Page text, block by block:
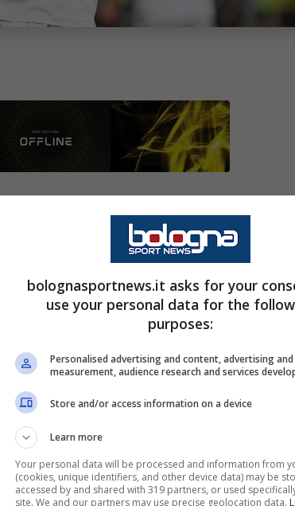
di
annata. Nonostante il Mondiale
vuole piano piano guardare già alla
Roma,la proprietà
il principale artefice della conquista
sfiduciata dalla gestione precedente.
bolognasportnews.it asks for your
use your personal data for the
purposes:
Personalised advertising and content, advertising
measurement, audience research and services
Store and/or access information on a device
Learn more
Your personal data will be processed and information from
(cookies, unique identifiers, and other device data) may be
accessed by and shared with 319 partners, or used
site. We and our partners may use precise geolocation data.